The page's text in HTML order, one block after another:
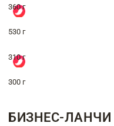
360 г
530 г
310 г
300 г
БИЗНЕС-ЛАНЧИ